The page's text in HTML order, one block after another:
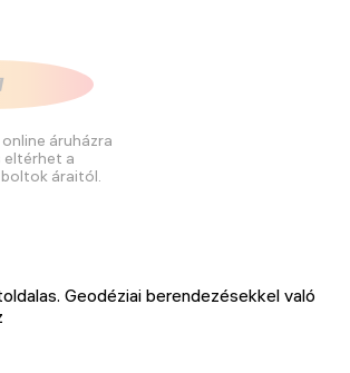
áruházra
eltérhet a
boltok áraitól.
Geodéziai berendezésekkel való